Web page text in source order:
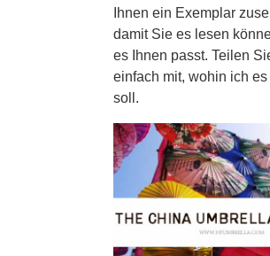
Ihnen ein Exemplar
damit Sie es lesen
es Ihnen passt. Teilen
einfach mit, wohin ich
soll.